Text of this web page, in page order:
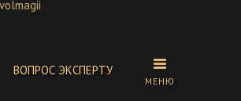
МЕНЮ
ВОПРОС ЭКСПЕРТУ